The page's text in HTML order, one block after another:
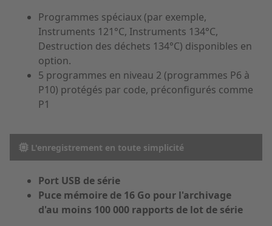
Programmes spéciaux (par exemple,
Instruments 121°C, Instruments 134°C,
Destruction des déchets 134°C) disponibles en
option.
5 programmes en niveau 2 (programmes P6 à
P10) protégés par code, préconfigurés comme
P1
L'enregistrement en toute simplicité
Port USB de série
Puce mémoire de 16 Go pour l'archivage
d'au moins 100 000 rapports de lot de série